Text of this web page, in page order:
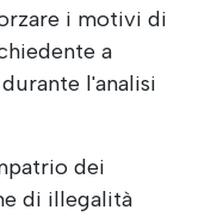
i motivi di
a
l'analisi
dei
di illegalità